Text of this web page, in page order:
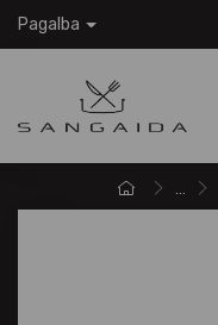
Pagalba
...